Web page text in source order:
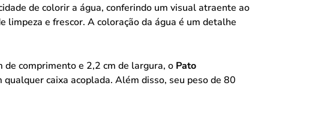
de colorir a água, conferindo um visual atraente ao
limpeza e frescor. A coloração da água é um detalhe
comprimento e 2,2 cm de largura, o Pato
caixa acoplada. Além disso, seu peso de 80